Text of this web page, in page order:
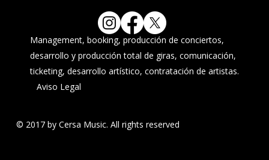
Management, booking, producción de conciertos,
desarrollo y producción total de giras, comunicación,
ticketing, desarrollo artístico, contratación de artistas.
Aviso Legal
© 2017 by Cersa Music. All rights reserved